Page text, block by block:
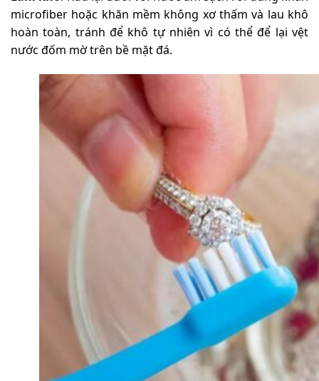
microfiber hoặc khăn mềm không xơ thấm và lau khô
hoàn toàn, tránh để khô tự nhiên vì có thể để lại vệt
nước đốm mờ trên bề mặt đá.